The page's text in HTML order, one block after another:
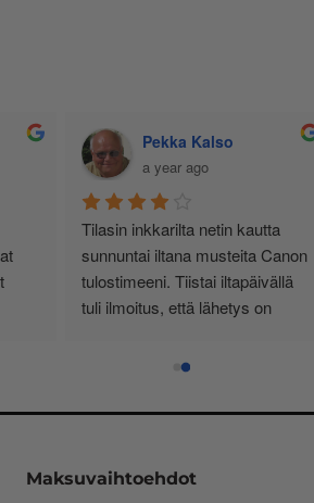
Senja Bunda
a year ago
Minulla yksityishenkilönä
käyttö on vähäistä.
kasetti riittää noin vuodeksi.
Vähän kauhulla ajattelen
edelleen oikean ja tulostimeeni
heidän sivujensa kautta uuden
Maksuvaihtoehdot